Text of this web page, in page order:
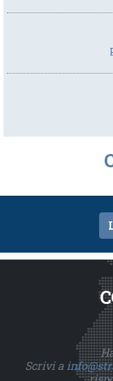
Scrivi a